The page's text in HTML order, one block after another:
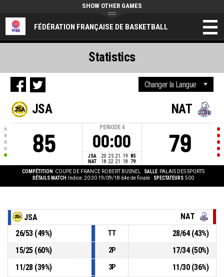
FÉDÉRATION FRANÇAISE DE BASKETBALL
SHOW OTHER GAMES
JSA
85
PERIODE 4
00:00
JSA 20 25 21 19 85
NAT
18 22 21 18 79
NAT
79
COMPÉTITION COUPE DE FRANCE ROBERT BUSNEL SALLE PALAIS DES SPORTS
DÉTAILS MATCH
Indice: 20:30 19/09/18 64e de finale SPECTATEURS 500
Statistics
JSA
NAT
26/53(49%) TT 28/64(43%)
15/25(60%) 2P 17/34(50%)
11/28(39%) 3P 11/30(36%)